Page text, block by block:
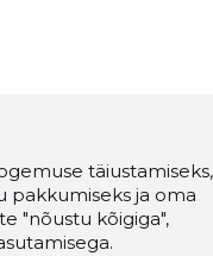
mis firma
usaldusväärne
ALLA
täiustamiseks,
pakkumiseks ja oma
"nõustu kõigiga",